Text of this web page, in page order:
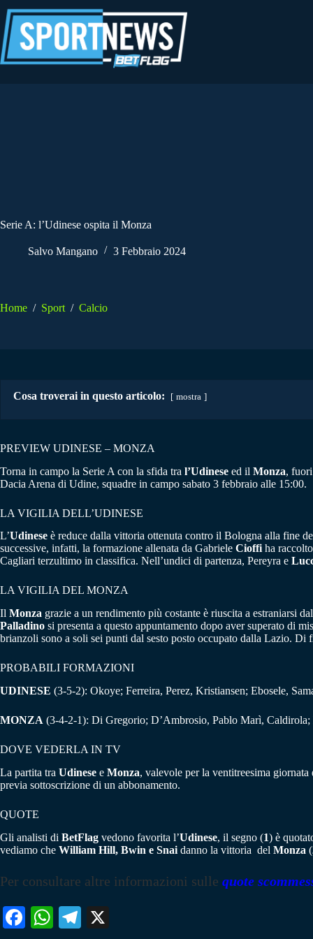
al
contenuto
Serie A: l’Udinese ospita il Monza
Salvo Mangano 3 Febbraio 2024
Home / Sport / Calcio
Cosa troverai in questo articolo: mostra
PREVIEW UDINESE – MONZA
Torna in campo la Serie A con la sfida tra l’Udinese ed il Monza,
Dacia Arena di Udine, squadre in campo sabato 3 febbraio alle 15:00.
LA VIGILIA DELL’UDINESE
L’Udinese è reduce dalla vittoria ottenuta contro il Bologna alla fine
successive, infatti, la formazione allenata da Gabriele Cioffiha
Cagliari terzultimo in classifica. Nell’undici di partenza, Pereyra e
LA VIGILIA DEL MONZA
Il Monza grazie a un rendimento più costante è riuscita a estraniarsi
Palladino si presenta a questo appuntamento dopo aver superato di
brianzoli sono a soli sei punti dal sesto posto occupato dalla Lazio. Di
PROBABILI FORMAZIONI
UDINESE (3-5-2): Okoye; Ferreira, Perez, Kristiansen; Ebosele,
MONZA (3-4-2-1): Di Gregorio; D’Ambrosio, Pablo Marì,
DOVE VEDERLA IN TV
La partita tra Udinese e Monza, valevole per la ventitreesima
previa sottoscrizione di un abbonamento.
QUOTE
Gli analisti di BetFlag vedono favorita l’Udinese, il segno (1) è
vediamo che William Hill, Bwin e Snai danno la vittoria del Monza (
Per consultare altre informazioni sulle quote
Fa W
Te